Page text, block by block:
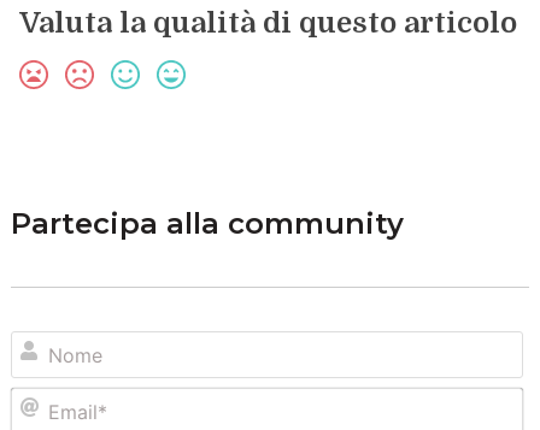
Valuta la qualità di questo articolo
Partecipa alla community